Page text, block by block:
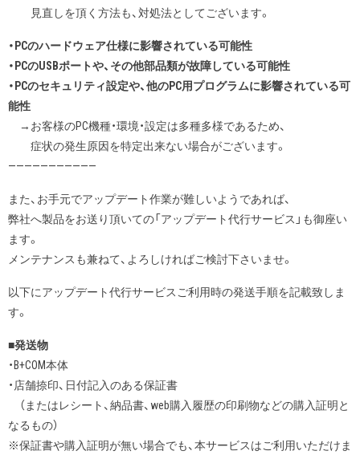
見直しを頂く方法も、対処法としてございます。
・PCのハードウェア仕様に影響されている可能性
・PCのUSBポートや、その他部品類が故障している可能性
・PCのセキュリティ設定や、他のPC用プログラムに影響されている可
能性
→お客様のPC機種・環境・設定は多種多様であるため、
症状の発生原因を特定出来ない場合がございます。
———————————
また、お手元でアップデート作業が難しいようであれば、
弊社へ製品をお送り頂いての「アップデート代行サービス」も御座い
ます。
メンテナンスも兼ねて、よろしければご検討下さいませ。
以下にアップデート代行サービスご利用時の発送手順を記載致しま
す。
■発送物
・B+COM本体
・店舗捺印、日付記入のある保証書
（またはレシート、納品書、web購入履歴の印刷物などの購入証明と
なるもの）
※保証書や購入証明が無い場合でも、本サービスはご利用いただけま